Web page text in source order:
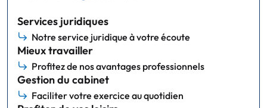
Services juridiques
Notre service juridique à votre écoute
Mieux travailler
Profitez de nos avantages professionnels
Gestion du cabinet
Faciliter votre exercice au quotidien